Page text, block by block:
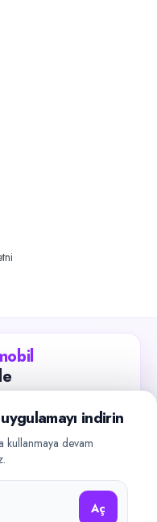
hızlıca
Google Play
indirin
kullanmaya devam
Aç